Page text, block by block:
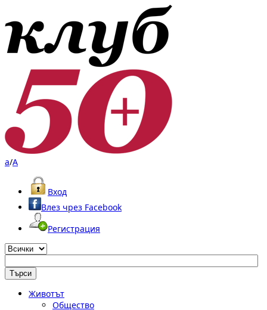
a/A
Вход
Влез чрез Facebook
Регистрация
Животът
Общество